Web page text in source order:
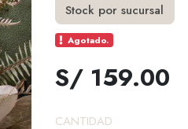
Stock por sucursal
Agotado.
S/ 159.00
CANTIDAD